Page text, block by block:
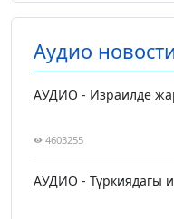
Аудио
АУДИО - Израилде
4603255
АУДИО - Түркиядагы